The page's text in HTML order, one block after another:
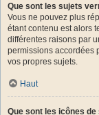
Que sont les sujets
Vous ne pouvez plus
étant contenu est alors
différentes raisons par
permissions accordées
vos propres sujets.
Haut
Que sont les icônes de